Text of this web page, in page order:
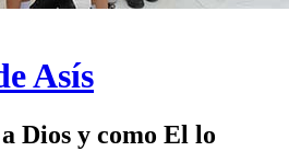
Asís
Dios y como El lo